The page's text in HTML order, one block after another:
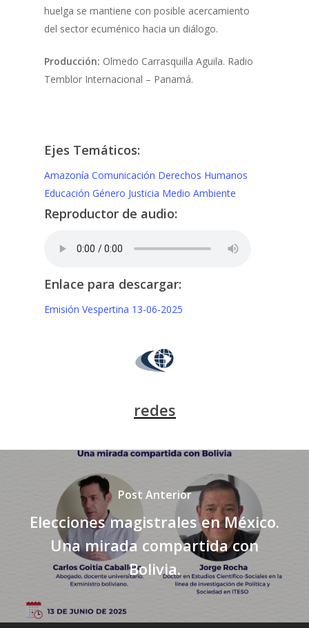
huelga se mantiene con posible acercamiento
del sector ecuménico hacia un diálogo.
Producción: Olmedo Carrasquilla Aguila. Radio
Temblor Internacional – Panamá.
Ejes Temáticos:
Amazonía Comunicación Derechos Humanos
Educación Género Justicia Medio Ambiente
Reproductor de audio:
Enlace para descargar:
Emisión Vespertina 13-06-2025
redes
Post Anterior
Elecciones magistrales en México.
Una mirada compartida con
Bolivia.